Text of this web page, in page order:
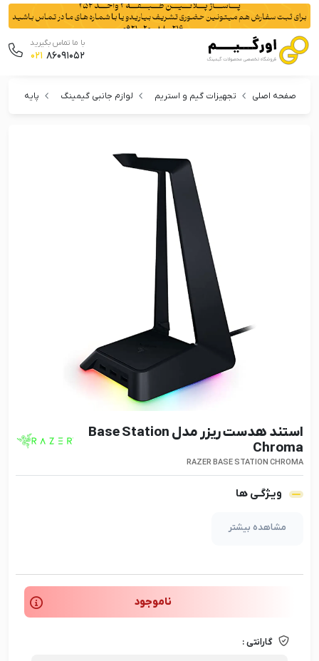
با ما تماس بگیرید
021 86091052
صفحه اصلی تجهیزات گیم و استریم لوازم جانبی گیمینگ پایه
استند هدست ریزر مدل Base Station
Chroma
RAZER BASE STATION CHROMA
ویـژگـی ها
مشاهده بیشتر
ناموجود
گارانتی :